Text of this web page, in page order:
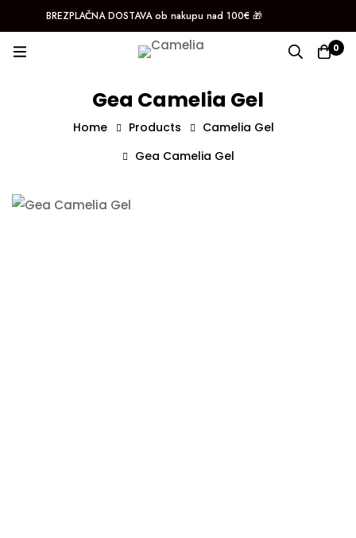
BREZPLAČNA DOSTAVA ob nakupu nad 100€ 🎁
Facebook Log In / Sign Up 0
Gea Camelia Gel
Home Products
Camelia Gel
Gea Camelia Gel